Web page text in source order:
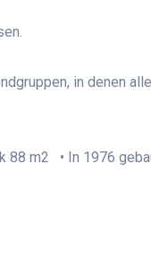
in denen
88 m2 • In 1976